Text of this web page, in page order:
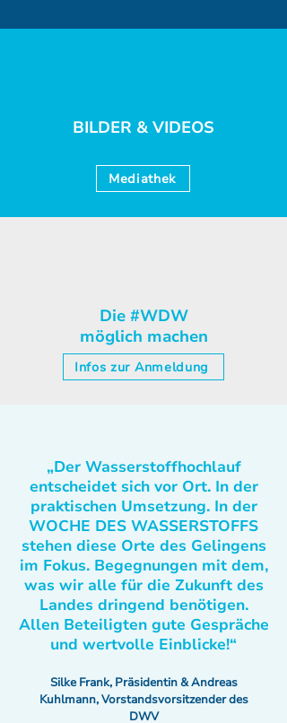
BILDER & VIDEOS
Mediathek
Die #WDW
möglich machen
Infos zur Anmeldung
„Der Wasserstoffhochlauf
entscheidet sich vor Ort. In der
praktischen Umsetzung. In der
WOCHE DES WASSERSTOFFS
stehen diese Orte des Gelingens
im Fokus. Begegnungen mit dem,
was wir alle für die Zukunft des
Landes dringend benötigen.
Allen Beteiligten gute Gespräche
und wertvolle Einblicke!“
Silke Frank, Präsidentin & Andreas
Kuhlmann, Vorstandsvorsitzender des
DWV